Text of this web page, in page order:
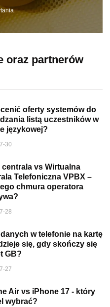
oraz partnerów
oferty systemów do
listą uczestników w
językowej?
30
centrala vs Wirtualna
Telefoniczna VPBX –
chmura operatora
28
w telefonie na kartę
się, gdy skończy się
GB?
27
Air vs iPhone 17 - który
wybrać?